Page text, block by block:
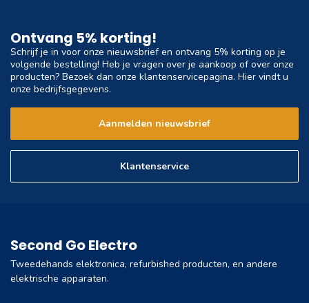
Ontvang 5% korting!
Schrijf je in voor onze nieuwsbrief en ontvang 5% korting op je
volgende bestelling! Heb je vragen over je aankoop of over onze
producten? Bezoek dan onze klantenservicepagina. Hier vindt u
onze bedrijfsgegevens.
Aanmelden nieuwsbrief
Klantenservice
Second Go Electro
Tweedehands elektronica, refurbished producten, en andere
elektrische apparaten.